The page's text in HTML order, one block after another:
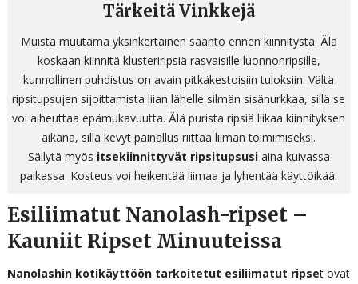
Tärkeitä Vinkkejä
Muista muutama yksinkertainen sääntö ennen kiinnitystä. Älä
koskaan kiinnitä klusteriripsiä rasvaisille luonnonripsille,
kunnollinen puhdistus on avain pitkäkestoisiin tuloksiin. Vältä
ripsitupsujen sijoittamista liian lähelle silmän sisänurkkaa, sillä se
voi aiheuttaa epämukavuutta. Älä purista ripsiä liikaa kiinnityksen
aikana, sillä kevyt painallus riittää liiman toimimiseksi.
Säilytä myös itsekiinnittyvät ripsitupsusiaina kuivassa
paikassa. Kosteus voi heikentää liimaa ja lyhentää käyttöikää.
Esiliimatut Nanolash-ripset –
Kauniit Ripset Minuuteissa
Nanolashin kotikäyttöön tarkoitetut esiliimatut ripset ovat